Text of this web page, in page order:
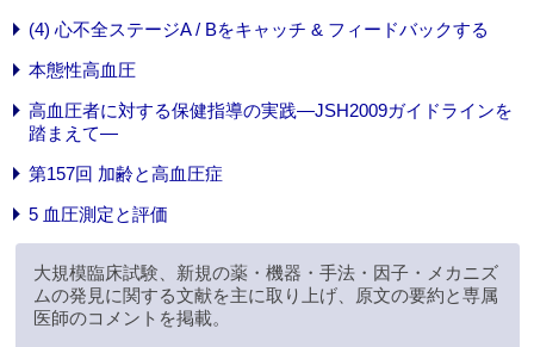
(4) 心不全ステージA / Bをキャッチ & フィードバックする
本態性高血圧
高血圧者に対する保健指導の実践―JSH2009ガイドラインを
踏まえて―
第157回 加齢と高血圧症
5 血圧測定と評価
大規模臨床試験、新規の薬・機器・手法・因子・メカニズ
ムの発見に関する文献を主に取り上げ、原文の要約と専属
医師のコメントを掲載。